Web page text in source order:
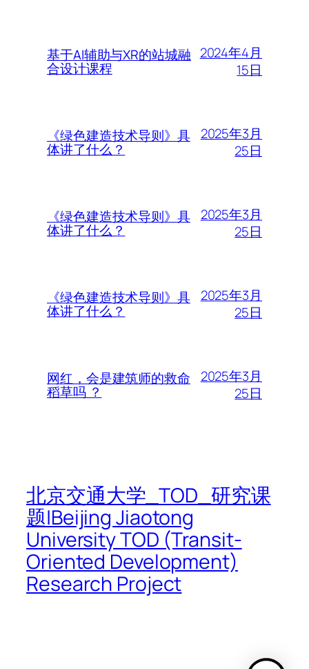
基于AI辅助与XR的站城融
合设计课程
2024年4月
15日
《绿色建造技术导则》具
体讲了什么？
2025年3月
25日
《绿色建造技术导则》具
体讲了什么？
2025年3月
25日
《绿色建造技术导则》具
体讲了什么？
2025年3月
25日
网红，会是建筑师的救命
稻草吗 ？
2025年3月
25日
北京交通大学_TOD_研究课
题|Beijing Jiaotong
University TOD (Transit-
Oriented Development)
Research Project